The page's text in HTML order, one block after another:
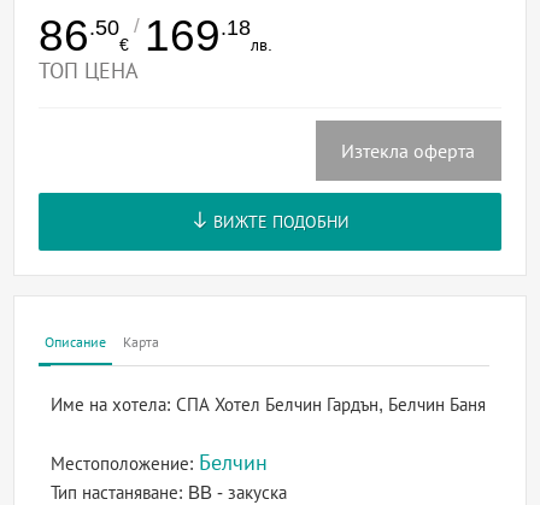
86.50
€
/ 169.18
лв.
ТОП ЦЕНА
Изтекла оферта
ВИЖТЕ ПОДОБНИ
Описание Карта
Име на хотела:СПА Хотел Белчин Гардън, Белчин Баня
Местоположение: Белчин
Тип настаняване: BB - закуска